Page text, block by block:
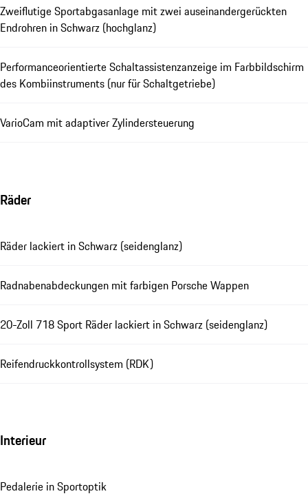
Zweiflutige Sportabgasanlage mit zwei auseinandergerückten
Endrohren in Schwarz (hochglanz)
Performanceorientierte Schaltassistenzanzeige im Farbbildschirm
des Kombiinstruments (nur für Schaltgetriebe)
VarioCam mit adaptiver Zylindersteuerung
Räder
Räder lackiert in Schwarz (seidenglanz)
Radnabenabdeckungen mit farbigen Porsche Wappen
20-Zoll 718 Sport Räder lackiert in Schwarz (seidenglanz)
Reifendruckkontrollsystem (RDK)
Interieur
Pedalerie in Sportoptik